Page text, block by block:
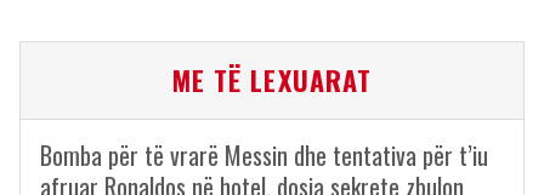
ME TË LEXUARAT
Bomba për të vrarë Messin dhe tentativa për t’iu
afruar Ronaldos në hotel, dosja sekrete zbulon